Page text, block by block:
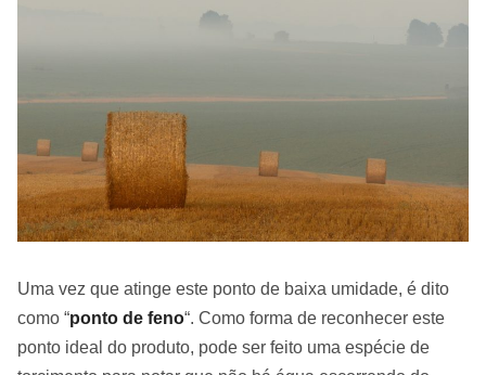
Uma vez que atinge este ponto de baixa umidade, é dito
como “ponto de feno“. Como forma de reconhecer este
ponto ideal do produto, pode ser feito uma espécie de